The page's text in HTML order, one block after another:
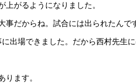
がるようになりました。
だからね。試合には出られたんで
出場できました。だから西村先生
ります。